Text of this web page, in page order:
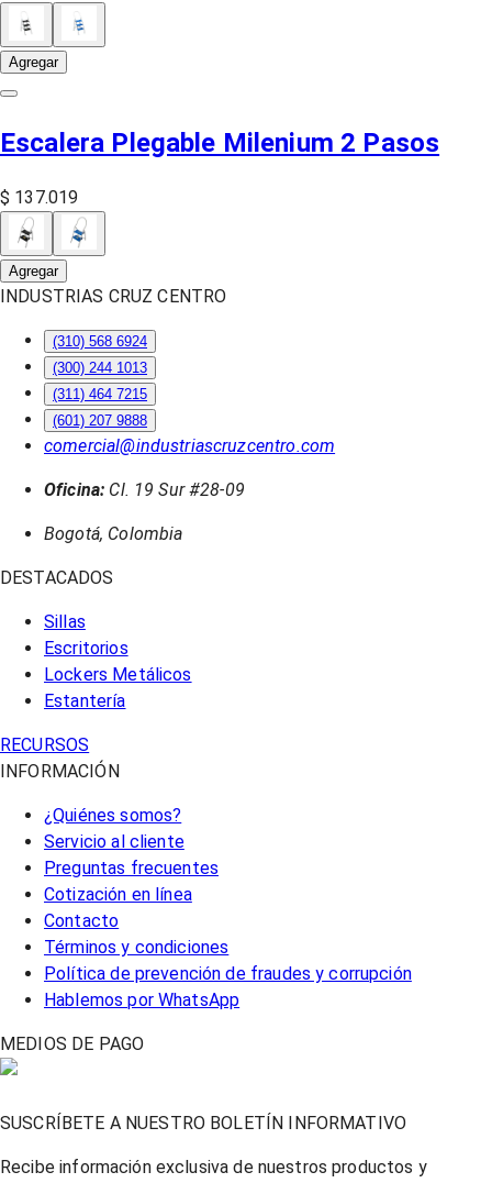
Agregar
Escalera Plegable Milenium 2 Pasos
$ 137.019
Agregar
INDUSTRIAS CRUZ CENTRO
(310) 568 6924
(300) 244 1013
(311) 464 7215
(601) 207 9888
comercial@industriascruzcentro.com
Oficina: Cl. 19 Sur #28-09
Bogotá, Colombia
DESTACADOS
Sillas
Escritorios
Lockers Metálicos
Estantería
RECURSOS
INFORMACIÓN
¿Quiénes somos?
Servicio al cliente
Preguntas frecuentes
Cotización en línea
Contacto
Términos y condiciones
Política de prevención de fraudes y corrupción
Hablemos por WhatsApp
MEDIOS DE PAGO
SUSCRÍBETE A NUESTRO BOLETÍN INFORMATIVO
Recibe información exclusiva de nuestros productos y